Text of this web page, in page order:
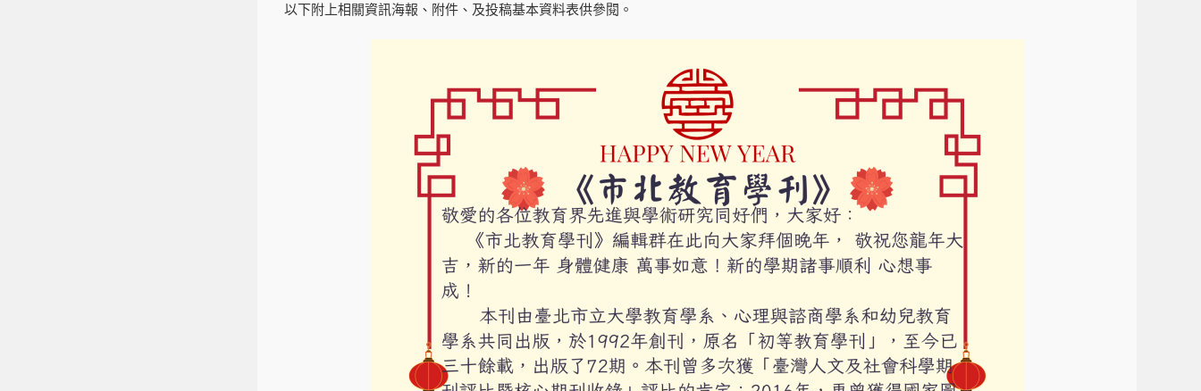
以下附上相關資訊海報、附件、及投稿基本資料表供參閱。